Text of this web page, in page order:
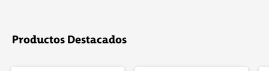
Productos Destacados